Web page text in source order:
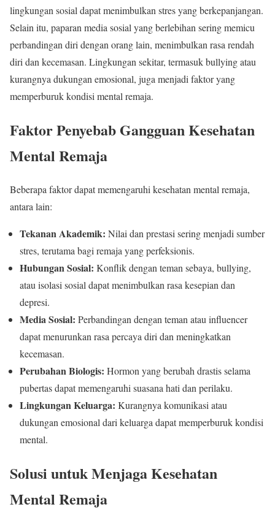
lingkungan sosial dapat menimbulkan stres yang berkepanjangan.
Selain itu, paparan media sosial yang berlebihan sering memicu
perbandingan diri dengan orang lain, menimbulkan rasa rendah
diri dan kecemasan. Lingkungan sekitar, termasuk bullying atau
kurangnya dukungan emosional, juga menjadi faktor yang
memperburuk kondisi mental remaja.
Faktor Penyebab Gangguan Kesehatan
Mental Remaja
Beberapa faktor dapat memengaruhi kesehatan mental remaja,
antara lain:
Tekanan Akademik: Nilai dan prestasi sering menjadi sumber
stres, terutama bagi remaja yang perfeksionis.
Hubungan Sosial: Konflik dengan teman sebaya, bullying,
atau isolasi sosial dapat menimbulkan rasa kesepian dan
depresi.
Media Sosial: Perbandingan dengan teman atau influencer
dapat menurunkan rasa percaya diri dan meningkatkan
kecemasan.
Perubahan Biologis: Hormon yang berubah drastis selama
pubertas dapat memengaruhi suasana hati dan perilaku.
Lingkungan Keluarga: Kurangnya komunikasi atau
dukungan emosional dari keluarga dapat memperburuk kondisi
mental.
Solusi untuk Menjaga Kesehatan
Mental Remaja